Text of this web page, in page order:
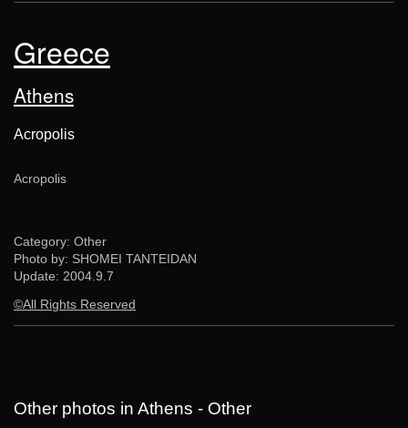
Greece
Athens
Acropolis
Acropolis
Category: Other
Photo by: SHOMEI TANTEIDAN
Update: 2004.9.7
©All Rights Reserved
Other photos in Athens - Other